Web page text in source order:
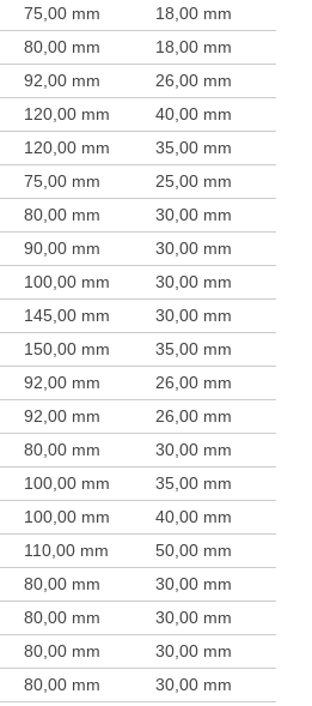
75,00 mm 18,00 mm
80,00 mm 18,00 mm
92,00 mm 26,00 mm
120,00 mm 40,00 mm
120,00 mm 35,00 mm
75,00 mm 25,00 mm
80,00 mm 30,00 mm
90,00 mm 30,00 mm
100,00 mm 30,00 mm
145,00 mm 30,00 mm
150,00 mm 35,00 mm
92,00 mm 26,00 mm
92,00 mm 26,00 mm
80,00 mm 30,00 mm
100,00 mm 35,00 mm
100,00 mm 40,00 mm
110,00 mm 50,00 mm
80,00 mm 30,00 mm
80,00 mm 30,00 mm
80,00 mm 30,00 mm
80,00 mm 30,00 mm